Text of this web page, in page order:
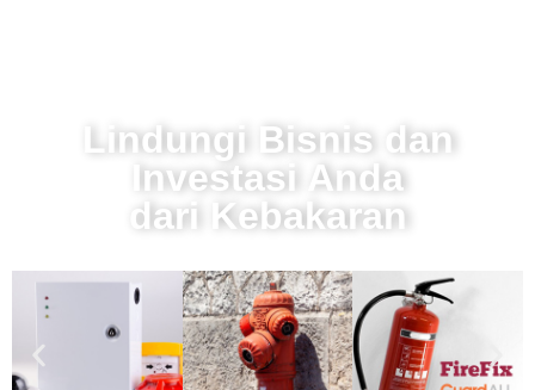
Lindungi Bisnis dan
Investasi Anda
dari Kebakaran